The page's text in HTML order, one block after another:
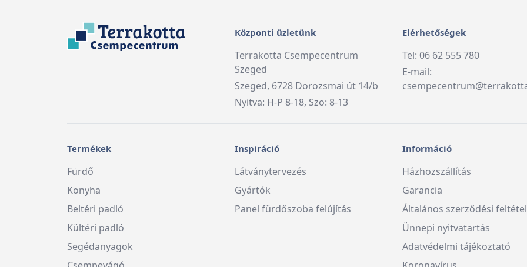
Központi üzletünk
Terrakotta Csempecentrum
Szeged
Szeged, 6728 Dorozsmai út 14/b
Nyitva: H-P 8-18, Szo: 8-13
Elérhetőségek
Tel: 06 62 555 780
E-mail:
Termékek
Fürdő
Konyha
Beltéri padló
Kültéri padló
Segédanyagok
Inspiráció
Látványtervezés
Gyártók
Panel fürdőszoba felújítás
Információ
Házhozszállítás
Garancia
Általános szerződési
Ünnepi nyitvatartás
Adatvédelmi tájékoztató